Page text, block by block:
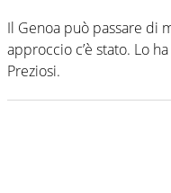
Il Genoa può passare di
approccio c’è stato. Lo
Preziosi.